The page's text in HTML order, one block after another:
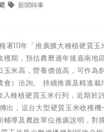
新聞時事
111年「推廣擴大種植硬質
期，預估農曆過年後嘉南
米高，營養價值高，可作
會）洽詢。 持續推廣及精
種植硬質玉米行列，近期於
出，這台大型硬質玉米收穫
導及農政單位推廣說明，